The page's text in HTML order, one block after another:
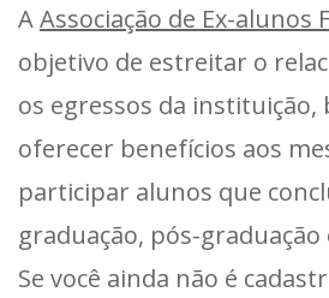
AAssociação de Ex-alunos
objetivo de estreitar o
os egressos da instituição,
oferecer benefícios aos
participar alunos que
graduação, pós-graduação
Se você ainda não é